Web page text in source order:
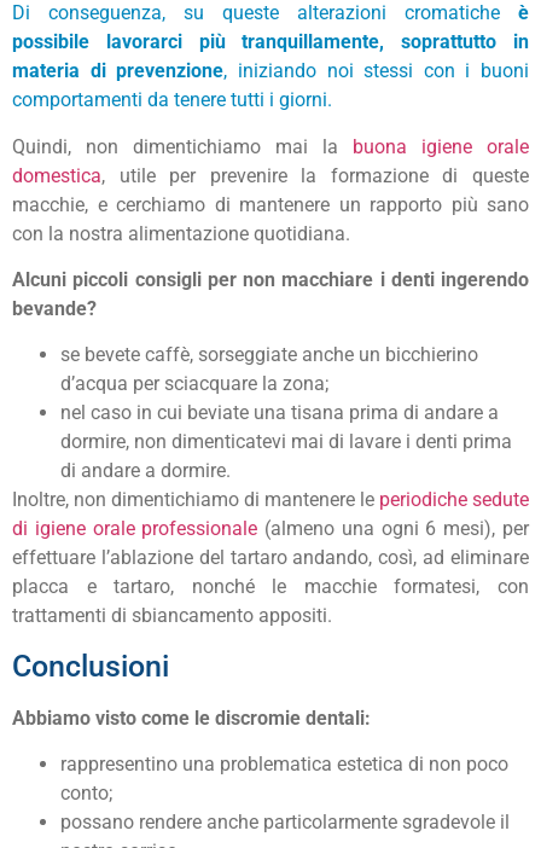
Di conseguenza, su queste alterazioni cromatiche è
possibile lavorarci più tranquillamente, soprattutto in
materia di prevenzione, iniziando noi stessi con i buoni
comportamenti da tenere tutti i giorni.
Quindi, non dimentichiamo mai la buona igiene orale
domestica, utile per prevenire la formazione di queste
macchie, e cerchiamo di mantenere un rapporto più sano
con la nostra alimentazione quotidiana.
Alcuni piccoli consigli per non macchiare i denti ingerendo
bevande?
se bevete caffè, sorseggiate anche un bicchierino
d’acqua per sciacquare la zona;
nel caso in cui beviate una tisana prima di andare a
dormire, non dimenticatevi mai di lavare i denti prima
di andare a dormire.
Inoltre, non dimentichiamo di mantenere le periodiche sedute
di igiene orale professionale (almeno una ogni 6 mesi), per
effettuare l’ablazione del tartaro andando, così, ad eliminare
placca e tartaro, nonché le macchie formatesi, con
trattamenti di sbiancamento appositi.
Conclusioni
Abbiamo visto come le discromie dentali:
rappresentino una problematica estetica di non poco
conto;
possano rendere anche particolarmente sgradevole il